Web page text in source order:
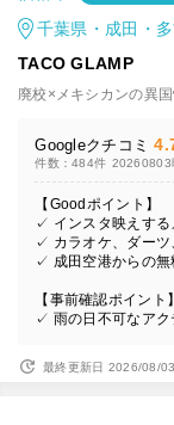
千葉県・成田・
TACO GLAMP
廃校×メキシカンの異
Googleクチコミ
件数：484件 20260803
【Goodポイント】
✓ インスタ映えする
✓ カラオケ、ダーツ
✓ 成田空港からの無
【事前確認ポイント】
✓ 雨の日不可なアク
最終更新日 2026/08/03